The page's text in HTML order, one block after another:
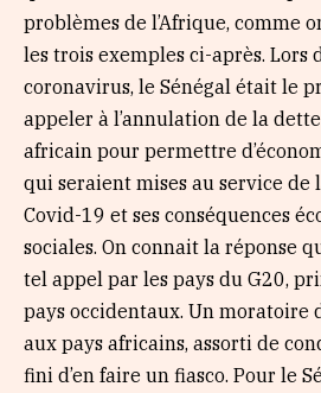
problèmes de l’Afrique, comme
les trois exemples ci-après. Lors
coronavirus, le Sénégal était le
appeler à l’annulation de la
africain pour permettre
qui seraient mises au service
Covid-19 et ses conséquences
sociales. On connait la réponse
tel appel par les pays du G20,
pays occidentaux. Un
aux pays africains, assorti de
fini d’en faire un fiasco. Pour le